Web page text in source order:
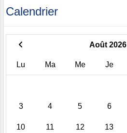
Calendrier
Août 2026
Lu Ma Me Je
3 4 5 6
10 11 12 13